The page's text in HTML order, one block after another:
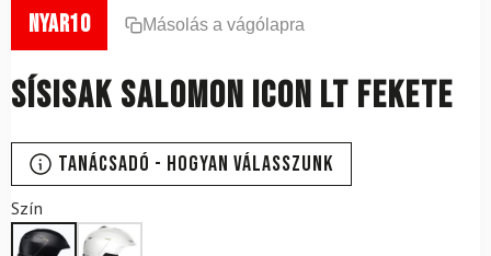
nyar10 Másolás a vágólapra
Sísisak SALOMON Icon LT Fekete
Tanácsadó - Hogyan válasszunk
Szín